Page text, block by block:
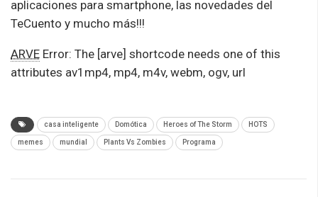
aplicaciones para smartphone, las novedades del
TeCuento y mucho más!!!
ARVE Error: The [arve] shortcode needs one of this
attributes av1mp4, mp4, m4v, webm, ogv, url
casa inteligente Domótica Heroes of The Storm HOTS
memes mundial Plants Vs Zombies Programa